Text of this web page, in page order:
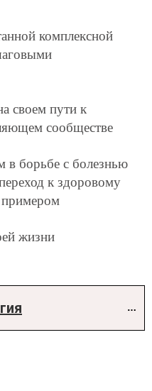
комплексной
своем пути к
сообществе
в борьбе с болезнью
к здоровому
жизни